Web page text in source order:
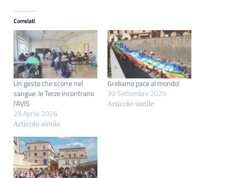
Correlati
Un gesto che scorre nel
sangue: le Terze incontrano
l’AVIS
29 Aprile 2026
Articolo simile
Gridiamo pace al mondo!
30 Settembre 2025
Articolo simile